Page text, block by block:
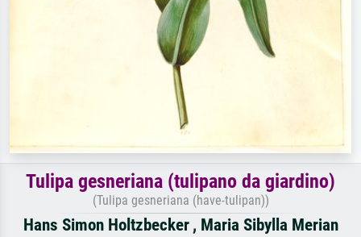
Tulipa gesneriana (tulipano da giardino)
(Tulipa gesneriana (have-tulipan))
Hans Simon Holtzbecker , Maria Sibylla Merian